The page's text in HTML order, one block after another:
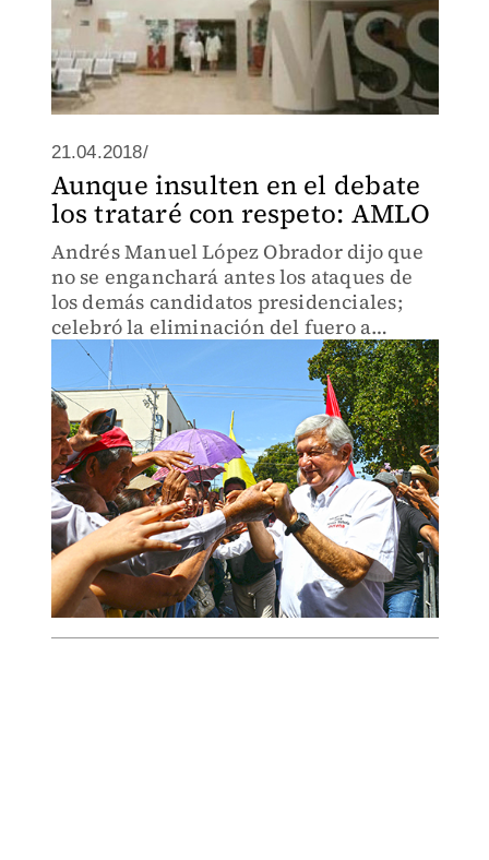
21.04.2018/
Aunque insulten en el debate
los trataré con respeto: AMLO
Andrés Manuel López Obrador dijo que
no se enganchará antes los ataques de
los demás candidatos presidenciales;
celebró la eliminación del fuero a
funcionarios y al Presidente.